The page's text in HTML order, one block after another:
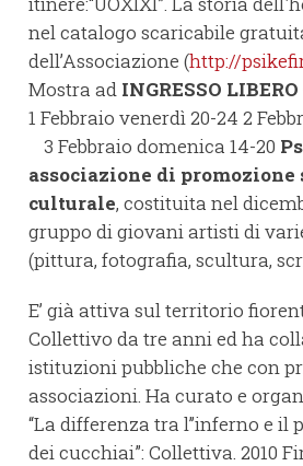
nel catalogo scaricabile
dell’Associazione (http://
Mostra ad INGRESSO LIBERO
1 Febbraio venerdì 20-24 2
3 Febbraio domenica 14-20
associazione di promozione
culturale, costituita nel
gruppo di giovani artisti di
(pittura, fotografia, scultura,
E’ già attiva sul territorio
Collettivo da tre anni ed ha
istituzioni pubbliche che con
associazioni. Ha curato e
“La differenza tra l’’inferno e il
dei cucchiai”: Collettiva. 2010